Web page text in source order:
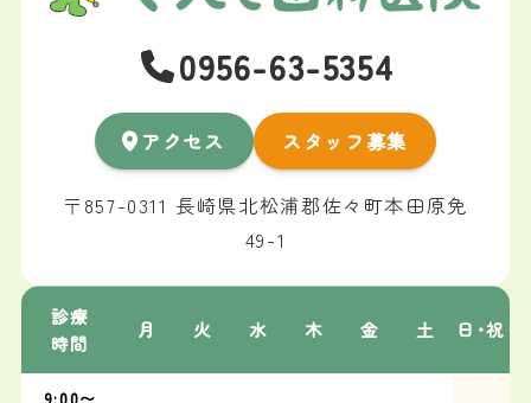
0956-63-5354
アクセス スタッフ募集
〒857-0311 長崎県北松浦郡佐々町本田原免
49-1
診療
時間
月 火 水 木 金 土 日･祝